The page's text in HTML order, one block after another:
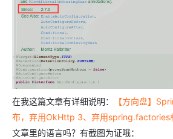
在我这篇文章有详细说明：
【方向盘】
布，弃用OkHttp 3、弃用spring.factories
文章里的语言吗？有截图为证哦：